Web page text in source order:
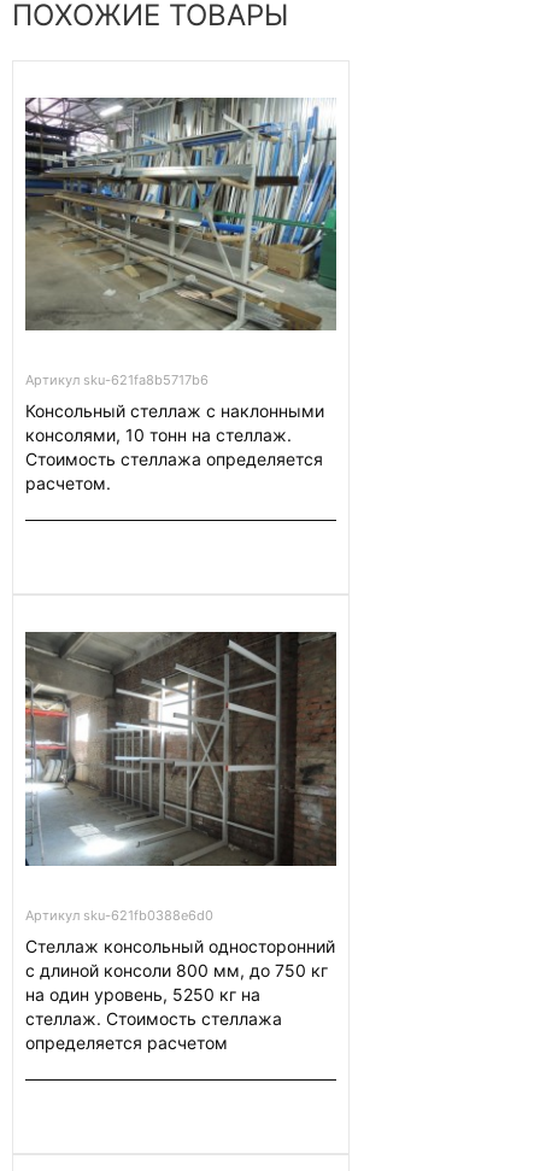
ПОХОЖИЕ ТОВАРЫ
Артикул sku-621fa8b5717b6
Консольный стеллаж с наклонными
консолями, 10 тонн на стеллаж.
Стоимость стеллажа определяется
расчетом.
Артикул sku-621fb0388e6d0
Cтеллаж консольный односторонний
с длиной консоли 800 мм, до 750 кг
на один уровень, 5250 кг на
стеллаж. Стоимость стеллажа
определяется расчетом